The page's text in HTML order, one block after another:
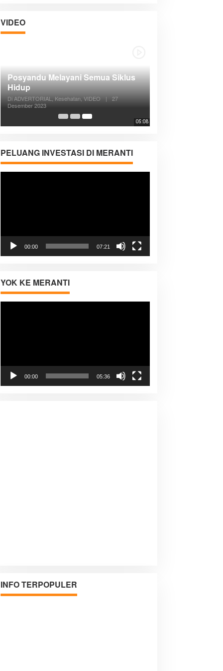
VIDEO
05:08
Posyandu Melayani Semua Siklus
Hidup
Di ADVERTORIAL, Kesehatan, VIDEO |
27
Desember 2023
PELUANG INVESTASI DI MERANTI
Pemutar
00:00 07:21
YOK KE MERANTI
Pemutar
00:00 05:36
INFO TERPOPULER